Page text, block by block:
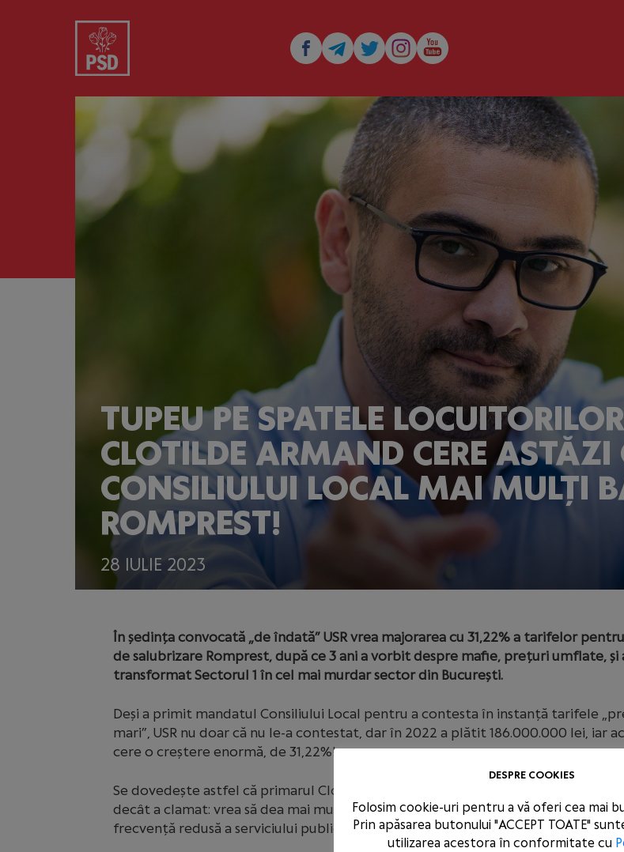
28 IULIE 2023
TUPEU PE SPATELE
CLOTILDE ARMAND CERE ASTĂZI
CONSILIULUI LOCAL MAI MULȚI
ROMPREST!
În ședința convocată „de îndată” USR vrea majorarea cu 31,22% a tarifelor
de salubrizare Romprest, după ce 3 ani a vorbit despre mafie, prețuri umflate, și
transformat Sectorul 1 în cel mai murdar sector din București.
Deși a primit mandatul Consiliului Local pentru a contesta în instanță tarifele
mari”, USR nu doar că nu le-a contestat, dar în 2022 a plătit 186.000.000 lei, iar
cere o creștere enormă, de 31,22%!
Se dovedește astfel că primarul Clotilde Armand a înșelat cetățenii și face exact
decât a clamat: vrea să dea mai mulți bani pentru firma de salubrizare, pentru o
frecvență redusă a serviciului public.
DESPRE COOKIES
Folosim cookie-uri pentru a vă oferi cea mai
Prin apăsarea butonului "ACCEPT TOATE"
utilizarea acestora în conformitate cu